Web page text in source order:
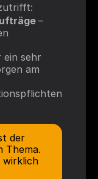
–
ein sehr
am
der
Thema.
wirklich